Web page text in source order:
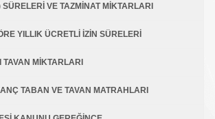
VE TAZMİNAT MİKTARLARI
YILLIK ÜCRETLİ İZİN SÜRELERİ
TAVAN MİKTARLARI
TABAN VE TAVAN MATRAHLARI